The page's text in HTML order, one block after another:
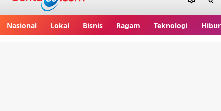
Nasional Lokal Bisnis Ragam Teknologi